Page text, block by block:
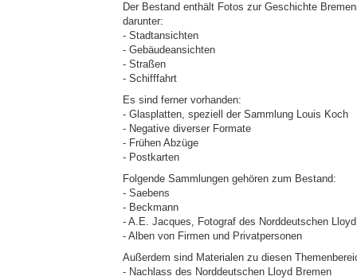
Der Bestand enthält Fotos zur Geschichte
darunter:
- Stadtansichten
- Gebäudeansichten
- Straßen
- Schifffahrt
Es sind ferner vorhanden:
- Glasplatten, speziell der Sammlung Louis Koch
- Negative diverser Formate
- Frühen Abzüge
- Postkarten
Folgende Sammlungen gehören zum Bestand:
- Saebens
- Beckmann
- A.E. Jacques, Fotograf des Norddeutschen
- Alben von Firmen und Privatpersonen
Außerdem sind Materialen zu diesen
- Nachlass des Norddeutschen Lloyd Bremen